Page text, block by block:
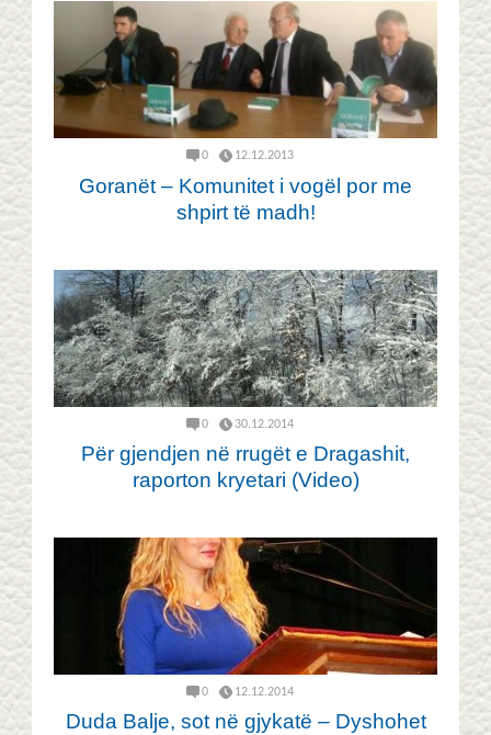
0 12.12.2013
Goranët – Komunitet i vogël por me
shpirt të madh!
0 30.12.2014
Për gjendjen në rrugët e Dragashit,
raporton kryetari (Video)
0 12.12.2014
Duda Balje, sot në gjykatë – Dyshohet